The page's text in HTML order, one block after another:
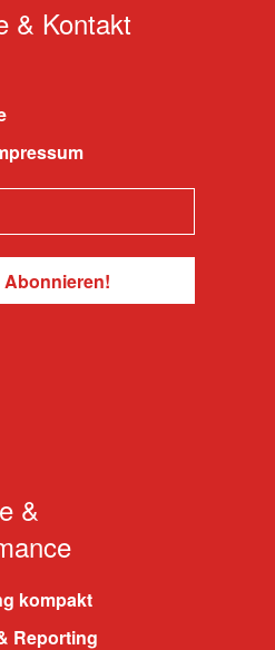
& Kontakt
&
kompakt
Reporting